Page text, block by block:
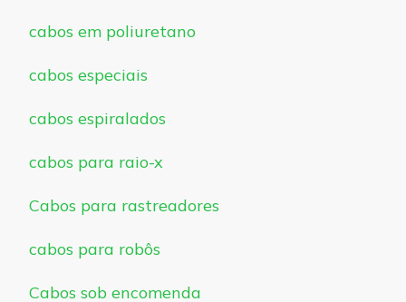
cabos em poliuretano
cabos especiais
cabos espiralados
cabos para raio-x
Cabos para rastreadores
cabos para robôs
Cabos sob encomenda